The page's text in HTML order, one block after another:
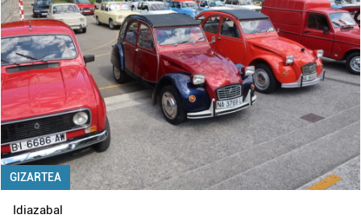
GIZARTEA
Idiazabal